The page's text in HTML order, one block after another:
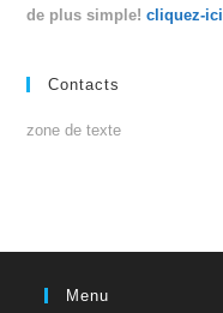
de plus simple!cliquez-ici
Contacts
zone de texte
Menu